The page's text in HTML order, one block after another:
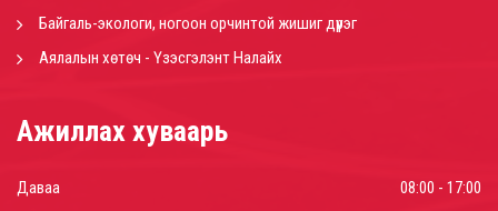
Байгаль-экологи, ногоон орчинтой жишиг дүүрэг
Аялалын хөтөч - Үзэсгэлэнт Налайх
Ажиллах хуваарь
Даваа
08:00 - 17:00